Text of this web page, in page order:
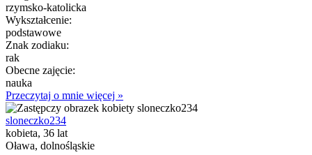
rzymsko-katolicka
Wykształcenie:
podstawowe
Znak zodiaku:
rak
Obecne zajęcie:
nauka
Przeczytaj o mnie więcej »
sloneczko234
kobieta, 36 lat
Oława, dolnośląskie